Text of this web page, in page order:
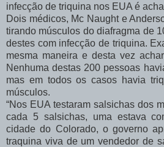
infecção de triquina nos EUA é
Dois médicos, Mc Naught e
tirando músculos do diafragma de
destes com infecção de triquina.
mesma maneira e desta vez
Nenhuma destas 200 pessoas
mas em todos os casos havia
músculos.
“Nos EUA testaram salsichas dos
cada 5 salsichas, uma estava
cidade do Colorado, o governo
traquina viva de um vendedor de